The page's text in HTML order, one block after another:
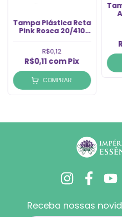
Tampa Plástica Reta
Pink Rosca 20/410
R$0,12
R$0,11comPix
COMPRAR
Receba nossas